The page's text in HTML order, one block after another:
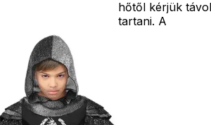
hőtől kérjük távol
tartani. A